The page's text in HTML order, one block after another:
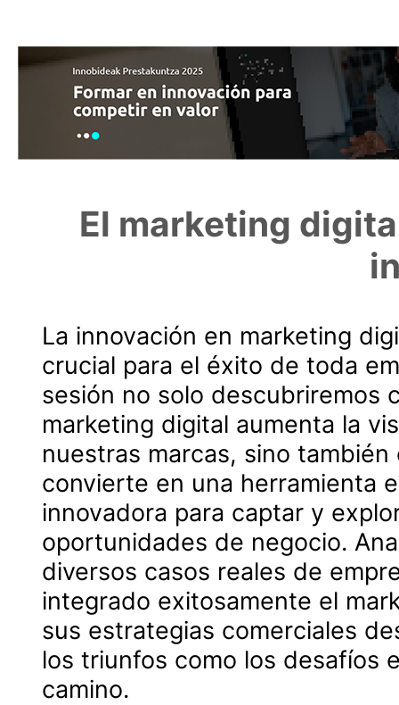
El marketing
La innovación en marketing
crucial para el éxito de toda
sesión no solo descubriremos
marketing digital aumenta la
nuestras marcas, sino también
convierte en una herramienta
innovadora para captar y
oportunidades de negocio.
diversos casos reales de
integrado exitosamente el
sus estrategias comerciales
los triunfos como los desafíos
camino.